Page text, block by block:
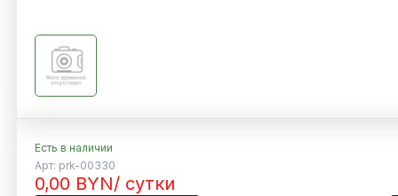
Есть в наличии
Арт: prk-00330
0,00 BYN/ сутки